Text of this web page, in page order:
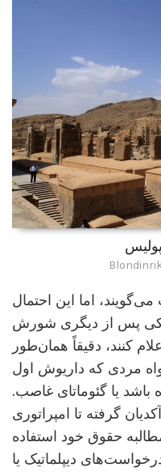
اما این احتمال
یکی پس از دیگری شورش
کنند، دقیقاً همان‌طور
مردی که داریوش اول
باشد یا گئوماتای غاصب.
گرفته تا امپراتوری
حقوق خود استفاده
دیپلماتیک یا